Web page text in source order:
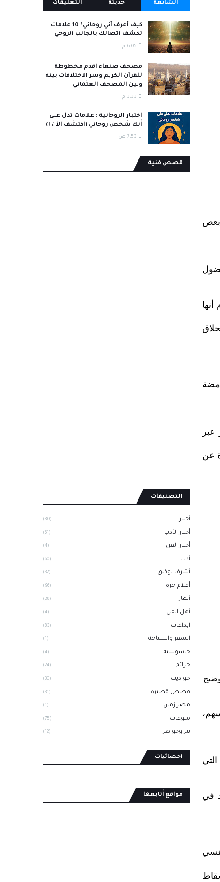
بعض
عبر
عن
لتوضيح
في
الشائعة حديثة التعليقات
كيف أعرف أني روحاني؟ 10 علامات
تكشف اتصالك بالجانب الروحي
6:05 م
مصحف صنعاء أقدم مخطوطة
للقرآن الكريم وسر الاختلافات بينه
وبين المصحف العثماني
3:33 م
اختبار الروحانية : علامات تدل على
أنك شخص روحاني (اكتشف الآن !)
7:53 ص
قصص فنية
التصنيفات
أخبار (80)
أخبار الأدب (61)
أخبار الفن (4)
أدب (60)
أشرف توفيق (32)
أقلام حرة (96)
ألغاز (29)
أهل الفن (4)
ابداعات (83)
السفر والسياحة (1)
جاسوسية (4)
جرائم (24)
حواديت (30)
قصص قصيرة (31)
مصر زمان (1)
منوعات (75)
نثر وخواطر (12)
احصائيات
مواقع أتابعها